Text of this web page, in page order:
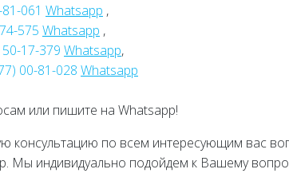
061 Whatsapp ,
575 Whatsapp ,
17-379 Whatsapp,
00-81-028 Whatsapp
или пишите на Whatsapp!
консультацию по всем интересующим вас
Мы индивидуально подойдем к Вашему